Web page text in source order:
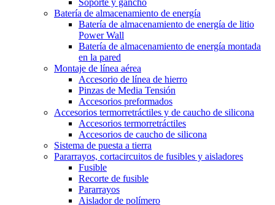
Soporte y gancho
Batería de almacenamiento de energía
Batería de almacenamiento de energía de litio
Power Wall
Batería de almacenamiento de energía montada
en la pared
Montaje de línea aérea
Accesorio de línea de hierro
Pinzas de Media Tensión
Accesorios preformados
Accesorios termorretráctiles y de caucho de silicona
Accesorios termorretráctiles
Accesorios de caucho de silicona
Sistema de puesta a tierra
Pararrayos, cortacircuitos de fusibles y aisladores
Fusible
Recorte de fusible
Pararrayos
Aislador de polímero